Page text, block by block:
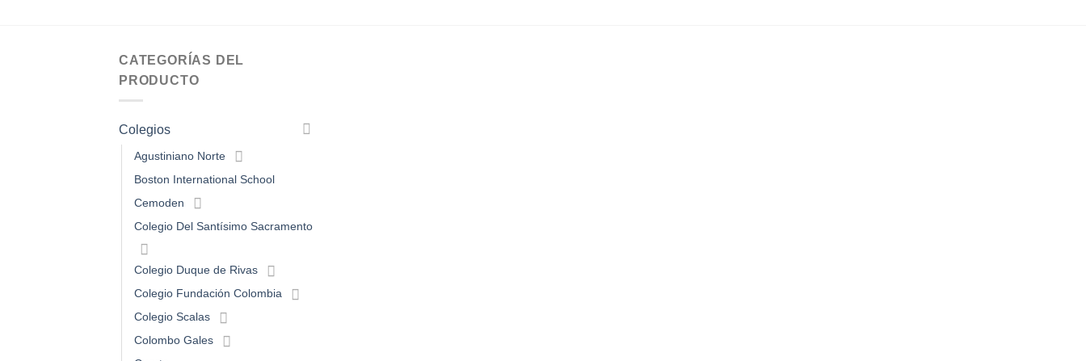
CATEGORÍAS DEL
PRODUCTO
Colegios
Agustiniano Norte
Boston International School
Cemoden
Colegio Del Santísimo Sacramento
Colegio Duque de Rivas
Colegio Fundación Colombia
Colegio Scalas
Colombo Gales